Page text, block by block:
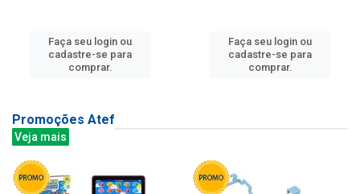
Faça seu login ou
cadastre-se para
comprar.
Faça seu login ou
cadastre-se para
comprar.
Promoções Atef
Veja mais